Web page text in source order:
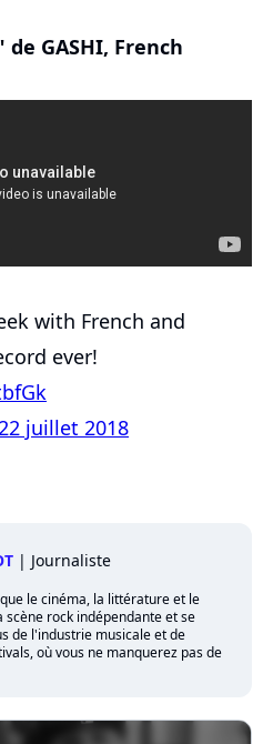
GASHI, French
with French and
ever!
juillet 2018
| Journaliste
le cinéma, la littérature et le
rock indépendante et se
de l'industrie musicale et de
où vous ne manquerez pas de